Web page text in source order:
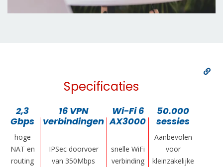
Specificaties
2,3
Gbps
16 VPN
verbindingen
Wi-Fi 6
AX3000
50.000
sessies
hoge
NAT en
routing
IPSec doorvoer
van 350Mbps
snelle WiFi
verbinding
Aanbevolen
voor
kleinzakelijke